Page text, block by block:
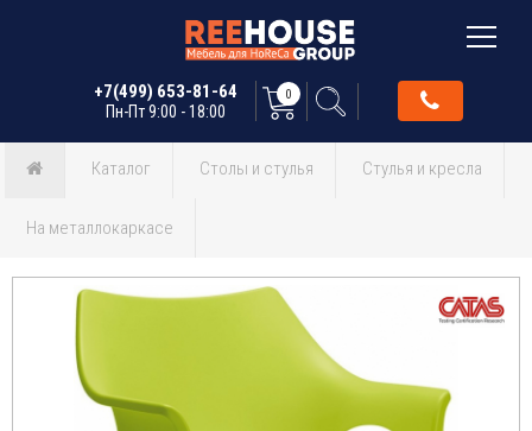
+7(499) 653-81-64
Пн-Пт 9:00 - 18:00
0
Каталог Столы и стулья Стулья и кресла
На металлокаркасе